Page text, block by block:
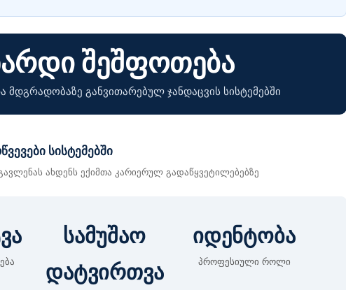
შეშფოთება
მდგრადობაზე განვითარებულ ჯანდაცვის სისტემებში
სისტემებში
ახდენს ექიმთა კარიერულ გადაწყვეტილებებზე
სამუშაო
დატვირთვა
იდენტობა
პროფესიული როლი